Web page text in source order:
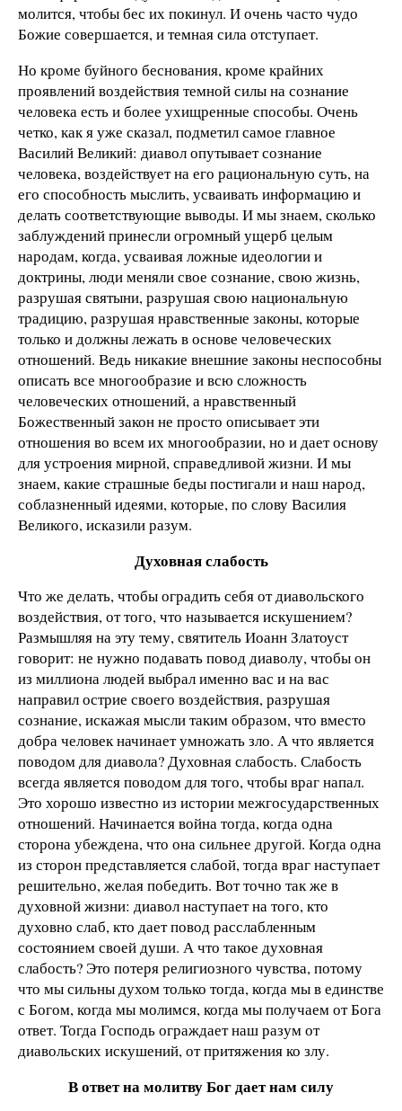
молится, чтобы бес их покинул. И очень часто чудо
Божие совершается, и темная сила отступает.
Но кроме буйного беснования, кроме крайних
проявлений воздействия темной силы на сознание
человека есть и более ухищренные способы. Очень
четко, как я уже сказал, подметил самое главное
Василий Великий: диавол опутывает сознание
человека, воздействует на его рациональную суть, на
его способность мыслить, усваивать информацию и
делать соответствующие выводы. И мы знаем, сколько
заблуждений принесли огромный ущерб целым
народам, когда, усваивая ложные идеологии и
доктрины, люди меняли свое сознание, свою жизнь,
разрушая святыни, разрушая свою национальную
традицию, разрушая нравственные законы, которые
только и должны лежать в основе человеческих
отношений. Ведь никакие внешние законы неспособны
описать все многообразие и всю сложность
человеческих отношений, а нравственный
Божественный закон не просто описывает эти
отношения во всем их многообразии, но и дает основу
для устроения мирной, справедливой жизни. И мы
знаем, какие страшные беды постигали и наш народ,
соблазненный идеями, которые, по слову Василия
Великого, исказили разум.
Духовная слабость
Что же делать, чтобы оградить себя от диавольского
воздействия, от того, что называется искушением?
Размышляя на эту тему, святитель Иоанн Златоуст
говорит: не нужно подавать повод диаволу, чтобы он
из миллиона людей выбрал именно вас и на вас
направил острие своего воздействия, разрушая
сознание, искажая мысли таким образом, что вместо
добра человек начинает умножать зло. А что является
поводом для диавола? Духовная слабость. Слабость
всегда является поводом для того, чтобы враг напал.
Это хорошо известно из истории межгосударственных
отношений. Начинается война тогда, когда одна
сторона убеждена, что она сильнее другой. Когда одна
из сторон представляется слабой, тогда враг наступает
решительно, желая победить. Вот точно так же в
духовной жизни: диавол наступает на того, кто
духовно слаб, кто дает повод расслабленным
состоянием своей души. А что такое духовная
слабость? Это потеря религиозного чувства, потому
что мы сильны духом только тогда, когда мы в единстве
с Богом, когда мы молимся, когда мы получаем от Бога
ответ. Тогда Господь ограждает наш разум от
диавольских искушений, от притяжения ко злу.
В ответ на молитву Бог дает нам силу